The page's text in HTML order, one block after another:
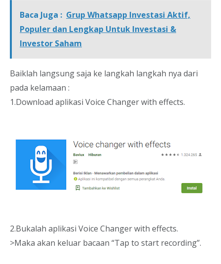
Baca Juga : Grup Whatsapp Investasi Aktif,
Populer dan Lengkap Untuk Investasi &
Investor Saham
Baiklah langsung saja ke langkah langkah nya dari
pada kelamaan :
1.Download aplikasi Voice Changer with effects.
2.Bukalah aplikasi Voice Changer with effects.
>Maka akan keluar bacaan “Tap to start recording”.